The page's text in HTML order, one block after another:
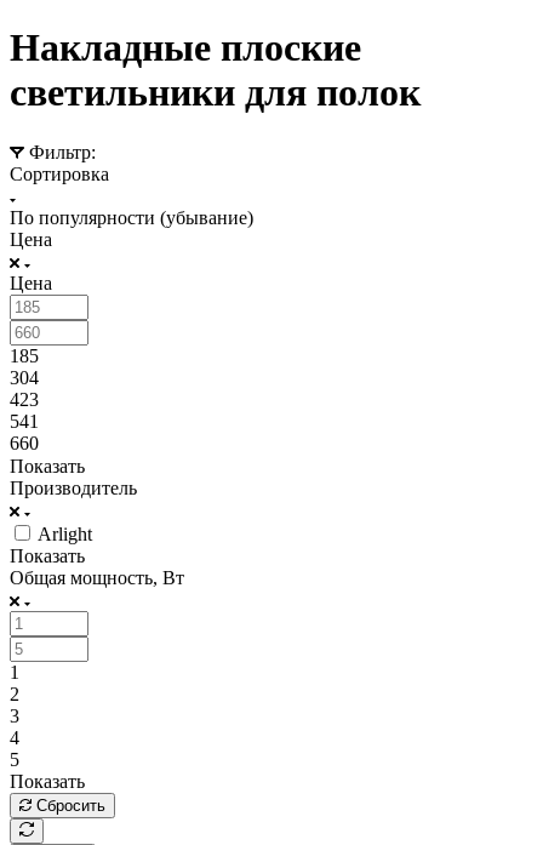
Накладные плоские
светильники для полок
Фильтр:
Сортировка
По популярности (убывание)
Цена
Цена
185
304
423
541
660
Показать
Производитель
Arlight
Показать
Общая мощность, Вт
1
2
3
4
5
Показать
Сбросить